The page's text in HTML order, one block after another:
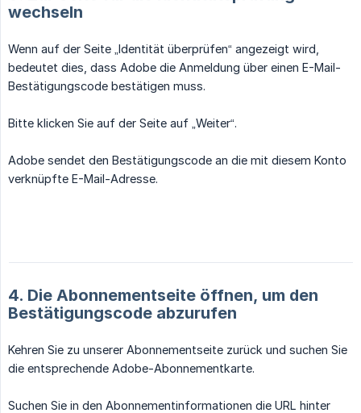
wechseln
Wenn auf der Seite „Identität überprüfen“ angezeigt wird,
bedeutet dies, dass Adobe die Anmeldung über einen E-Mail-
Bestätigungscode bestätigen muss.
Bitte klicken Sie auf der Seite auf „Weiter“.
Adobe sendet den Bestätigungscode an die mit diesem Konto
verknüpfte E-Mail-Adresse.
4. Die Abonnementseite öffnen, um den
Bestätigungscode abzurufen
Kehren Sie zu unserer Abonnementseite zurück und suchen Sie
die entsprechende Adobe-Abonnementkarte.
Suchen Sie in den Abonnementinformationen die URL hinter